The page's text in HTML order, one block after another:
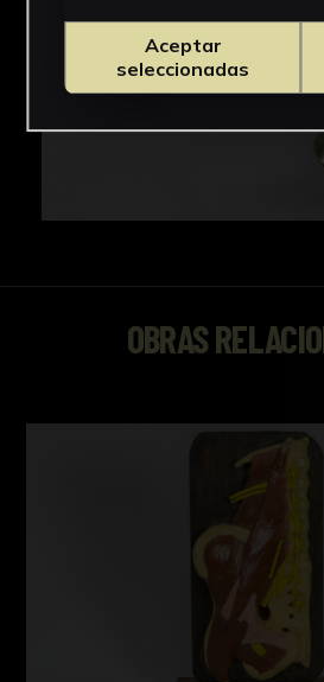
OBRAS
Aceptar
seleccionadas